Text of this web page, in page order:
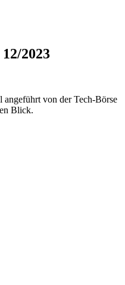
2023
von der Tech-Börse
Blick.